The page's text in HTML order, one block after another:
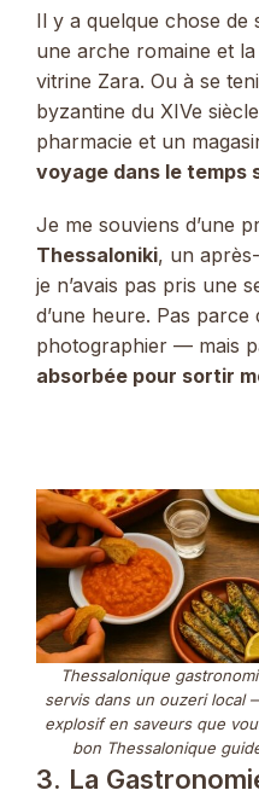
Il y a quelque chose de
une arche romaine et
vitrine Zara. Ou à se
byzantine du XIVe
pharmacie et un
voyage dans le temps
Je me souviens d’une
Thessaloniki, un
je n’avais pas pris une
d’une heure. Pas parce
photographier — mais
absorbée pour sortir
Thessalonique
servis dans un ouzeri local
explosif en saveurs que
bon Thessalonique
3. La